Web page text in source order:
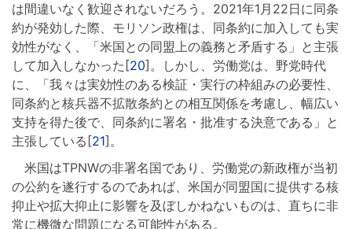
は間違いなく歓迎されないだろう。2021年1月22日に同条
約が発効した際、モリソン政権は、同条約に加入しても実
効性がなく、「米国との同盟上の義務と矛盾する」と主張
して加入しなかった[20]。しかし、労働党は、野党時代
に、「我々は実効性のある検証・実行の枠組みの必要性、
同条約と核兵器不拡散条約との相互関係を考慮し、幅広い
支持を得た後で、同条約に署名・批准する決意である」と
主張している[21]。
米国はTPNWの非署名国であり、労働党の新政権が当初
の公約を遂行するのであれば、米国が同盟国に提供する核
抑止や拡大抑止に影響を及ぼしかねないものは、直ちに非
常に機微な問題になる可能性がある。